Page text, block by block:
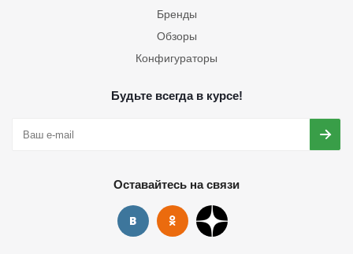
Бренды
Обзоры
Конфигураторы
Будьте всегда в курсе!
Оставайтесь на связи